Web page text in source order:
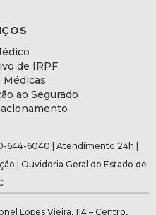
de IRPF
Médicas
ao Segurado
644-6040 | Atendimento 24h |
Ouvidoria Geral do Estado de
Lopes Vieira, 114 – Centro,